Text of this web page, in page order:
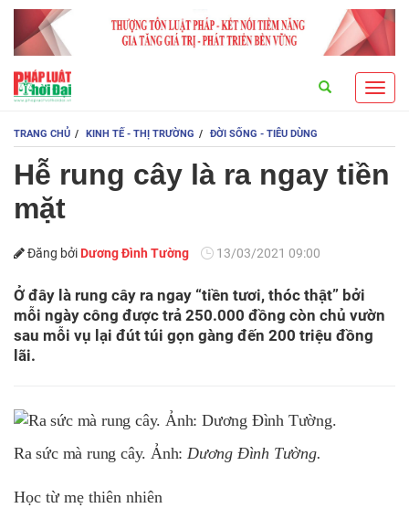
TRANG CHỦ KINH TẾ - THỊ TRƯỜNG ĐỜI SỐNG - TIÊU DÙNG
Hễ rung cây là ra ngay tiền
mặt
Đăng bởi Dương Đình Tường 13/03/2021 09:00
Ở đây là rung cây ra ngay “tiền tươi, thóc thật” bởi
mỗi ngày công được trả 250.000 đồng còn chủ vườn
sau mỗi vụ lại đút túi gọn gàng đến 200 triệu đồng
lãi.
Ra sức mà rung cây. Ảnh: Dương Đình Tường.
Học từ mẹ thiên nhiên